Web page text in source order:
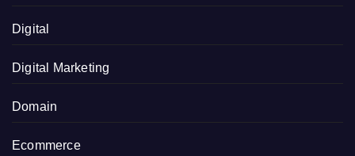
Digital
Digital Marketing
Domain
Ecommerce